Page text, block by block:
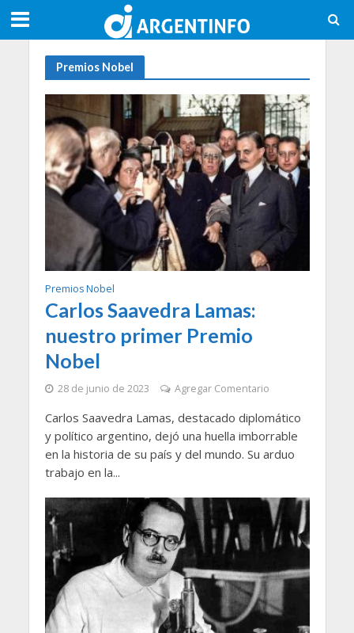
Premios Nobel
Premios Nobel
Carlos Saavedra Lamas:
nuestro primer Premio
Nobel
28 de junio de 2023 Agregar Comentario
Carlos Saavedra Lamas, destacado diplomático
y político argentino, dejó una huella imborrable
en la historia de su país y del mundo. Su arduo
trabajo en la...